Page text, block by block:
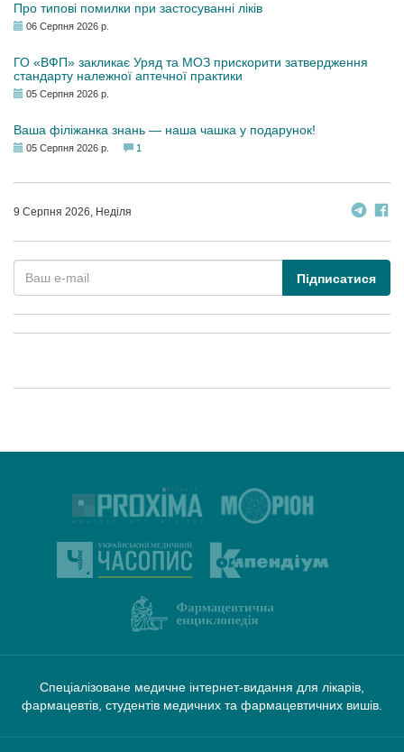
Про типові помилки при застосуванні ліків
06 Серпня 2026 р.
ГО «ВФП» закликає Уряд та МОЗ прискорити затвердження
стандарту належної аптечної практики
05 Серпня 2026 р.
Ваша філіжанка знань — наша чашка у подарунок!
05 Серпня 2026 р. 1
9 Серпня 2026, Неділя
Підписатися
Спеціалізоване медичне інтернет-видання для лікарів,
фармацевтів, студентів медичних та фармацевтичних вишів.